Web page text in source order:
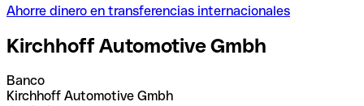
Ahorre dinero en transferencias internacionales
Kirchhoff Automotive Gmbh
Banco
Kirchhoff Automotive Gmbh